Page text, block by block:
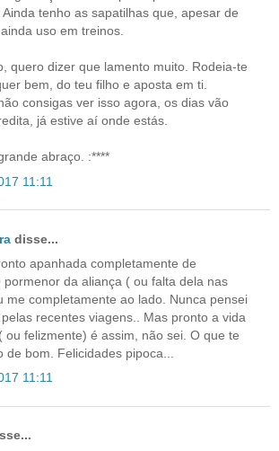
tenho as sapatilhas que, apesar de
uso em treinos.
quero dizer que lamento muito. Rodeia-te
bem, do teu filho e aposta em ti.
consigas ver isso agora, os dias vão
já estive aí onde estás.
abraço. :****
11:11
disse...
apanhada completamente de
pormenor da aliança ( ou falta dela nas
me completamente ao lado. Nunca pensei
recentes viagens.. Mas pronto a vida
ou felizmente) é assim, não sei. O que te
de bom. Felicidades pipoca...
11:11